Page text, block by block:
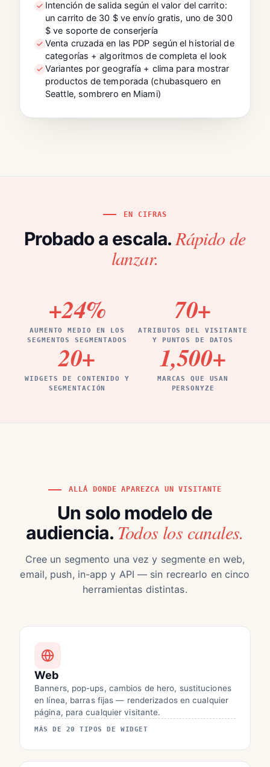
Intención de salida según el valor del carrito:
un carrito de 30 $ ve envío gratis, uno de 300
$ ve soporte de conserjería
Venta cruzada en las PDP según el historial de
categorías + algoritmos de completa el look
Variantes por geografía + clima para mostrar
productos de temporada (chubasquero en
Seattle, sombrero en Miami)
EN CIFRAS
Probado a escala. Rápido de
lanzar.
+24%
AUMENTO MEDIO EN LOS
SEGMENTOS SEGMENTADOS
70+
ATRIBUTOS DEL VISITANTE
Y PUNTOS DE DATOS
20+
WIDGETS DE CONTENIDO Y
SEGMENTACIÓN
1,500+
MARCAS QUE USAN
PERSONYZE
ALLÁ DONDE APAREZCA UN VISITANTE
Un solo modelo de
audiencia. Todos los canales.
Cree un segmento una vez y segmente en web,
email, push, in-app y API — sin recrearlo en cinco
herramientas distintas.
Web
Banners, pop-ups, cambios de hero, sustituciones
en línea, barras fijas — renderizados en cualquier
página, para cualquier visitante.
MÁS DE 20 TIPOS DE WIDGET